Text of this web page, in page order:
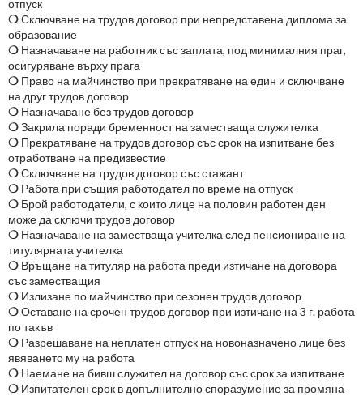
отпуск
❍Сключване на трудов договор при непредставена диплома за
образование
❍ Назначаване на работник със заплата, под минималния праг,
осигуряване върху прага
❍ Право на майчинство при прекратяване на един и сключване
на друг трудов договор
❍ Назначаване без трудов договор
❍Закрила поради бременност на заместваща служителка
❍ Прекратяване на трудов договор със срок на изпитване без
отработване на предизвестие
❍Сключване на трудов договор със стажант
❍ Работа при същия работодател по време на отпуск
❍ Брой работодатели, с които лице на половин работен ден
може да сключи трудов договор
❍ Назначаване на заместваща учителка след пенсиониране на
титулярната учителка
❍ Връщане на титуляр на работа преди изтичане на договора
със заместващия
❍ Излизане по майчинство при сезонен трудов договор
❍Оставане на срочен трудов договор при изтичане на 3 г. работа
по такъв
❍ Разрешаване на неплатен отпуск на новоназначено лице без
явяването му на работа
❍ Наемане на бивш служител на договор със срок за изпитване
❍ Изпитателен срок в допълнително споразумение за промяна